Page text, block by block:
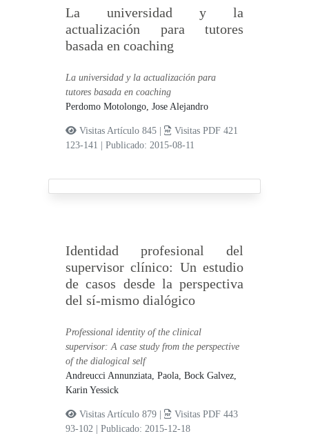
La universidad y la
actualización para tutores
basada en coaching
La universidad y la actualización para
tutores basada en coaching
Perdomo Motolongo, Jose Alejandro
Visitas Artículo 845 |
Visitas PDF 421
123-141
|Publicado: 2015-08-11
Identidad profesional del
supervisor clínico: Un estudio
de casos desde la perspectiva
del sí-mismo dialógico
Professional identity of the clinical
supervisor: A case study from the perspective
of the dialogical self
Andreucci Annunziata, Paola,Bock Galvez,
Karin Yessick
Visitas Artículo 879 |
Visitas PDF 443
93-102
|Publicado: 2015-12-18